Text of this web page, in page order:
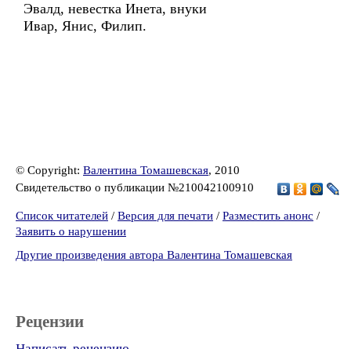
Эвалд, невестка Инета, внуки
Ивар, Янис, Филип.
© Copyright: Валентина Томашевская, 2010
Свидетельство о публикации №210042100910
Список читателей / Версия для печати / Разместить анонс /
Заявить о нарушении
Другие произведения автора Валентина Томашевская
Рецензии